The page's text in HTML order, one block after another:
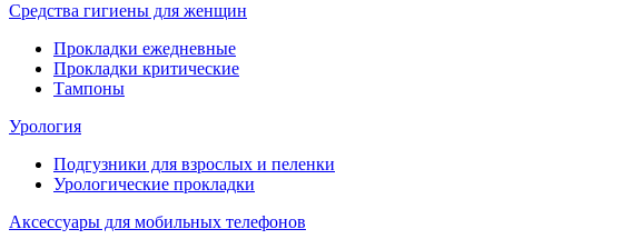
Средства гигиены для женщин
Прокладки ежедневные
Прокладки критические
Тампоны
Урология
Подгузники для взрослых и пеленки
Урологические прокладки
Аксессуары для мобильных телефонов